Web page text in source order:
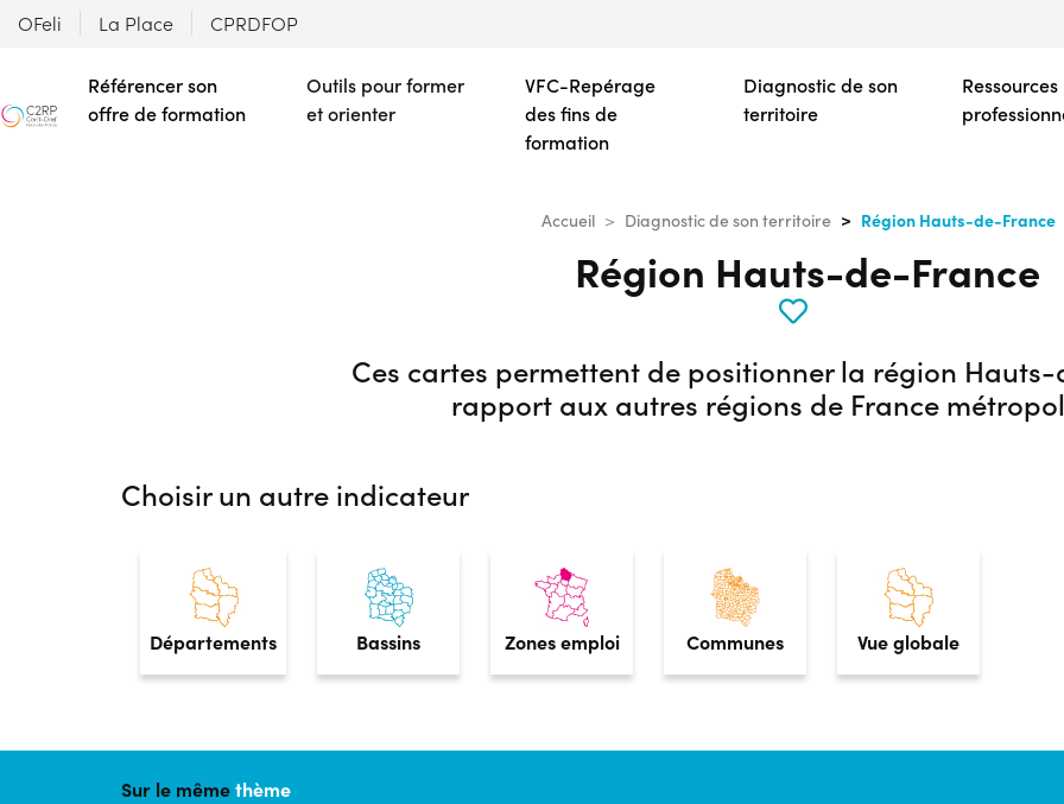
contenu
principal
OFeli La Place CPRDFOP
Référencer son
offre de formation
Outils pour former
et orienter
VFC-Repérage
des fins de
formation
Diagnostic de son
territoire
Ressources
Accueil Diagnostic de son territoire Région Hauts-de-France
Région Hauts-de-France
Ces cartes permettent de positionner la région
rapport aux autres régions de France
Choisir un autre indicateur
Départements Bassins Zones emploi Communes Vue globale
Sur le mêmethème